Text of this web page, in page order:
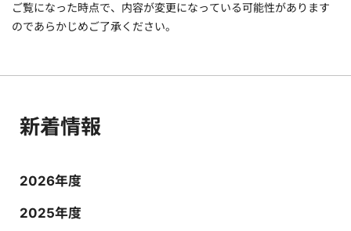
ご覧になった時点で、内容が変更になっている可能性があります
のであらかじめご了承ください。
新着情報
2026年度
2025年度